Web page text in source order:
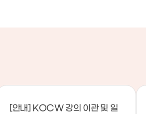
[안내] KOCW 강의 이관 및 일